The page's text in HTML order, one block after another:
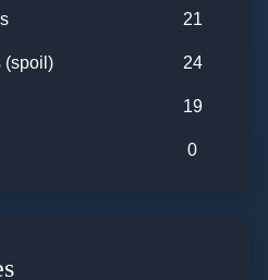
21
(spoil) 24
19
0